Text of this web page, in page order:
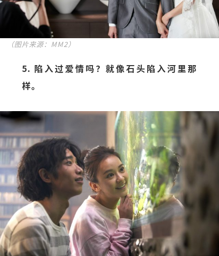
（图片来源：MM2）
5. 陷入过爱情吗？就像石头陷入河里那
样。